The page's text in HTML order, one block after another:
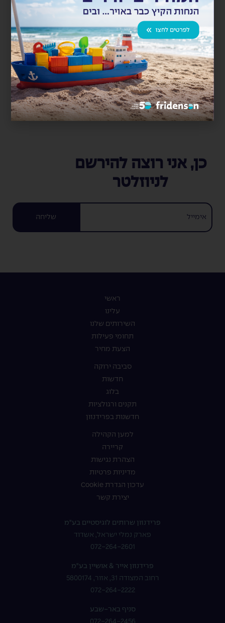
ריקאטור במשקל 170 טון מצפון ספרד לבז"ן
חיפה
קבוצת פרידנזון הובילה ריאקטור בהובלה משולבת בים ויבשה
מספרד לנמל חיפה. ההובלה הימית בוצעה ע״י אניית מנופים...
קרא עוד
כן, אני רוצה להירשם
לניוזלטר
שליחה
ראשי
עלינו
השירותים שלנו
תחומי פעילות
הצעת מחיר
סביבה ירוקה
חדשות
בלוג
תקנים ורגולציות
חדשנות בפרידנזון
למען הקהילה
קריירה
הצהרת נגישות
מדיניות פרטיות
עדכון הגדרת Cookie
יצירת קשר
פרידנזון שרותים לוגיסטיים בע"מ
פארק נמלי ישראל, אשדוד
072-264-2601
פרידנזון אייר & אושיין בע"מ
רחוב המצודה 31, אזור, 5800174
072-264-2222
סניף באר-שבע